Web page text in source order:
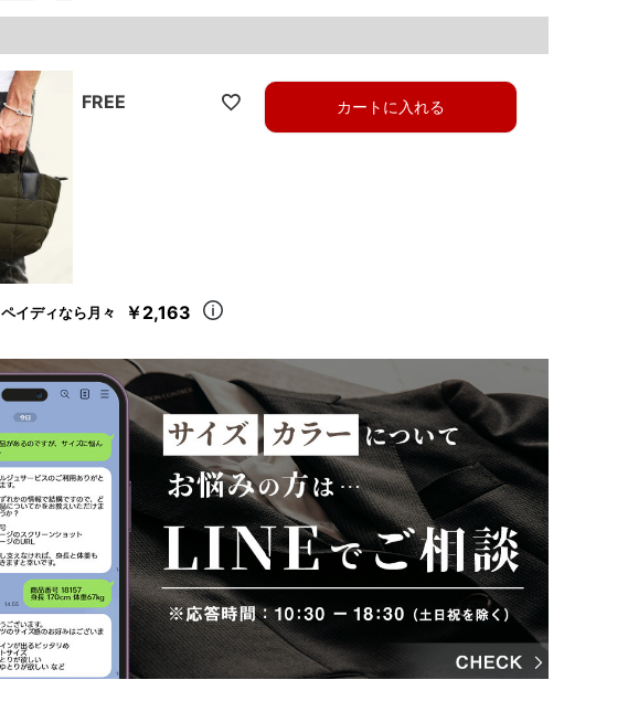
FREE カートに入れる
ペイディなら月々 ￥2,163